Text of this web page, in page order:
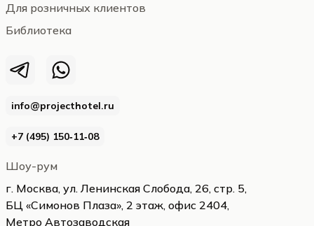
info@projecthotel.ru
+7 (495) 150‑11‑08
Шоу-рум
г. Москва, ул. Ленинская Слобода, 26, стр. 5,
БЦ «Симонов Плаза», 2 этаж, офис 2404,
Метро Автозаводская
Для розничных клиентов
Библиотека